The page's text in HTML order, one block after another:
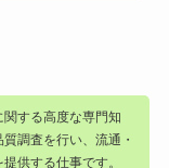
する高度な専門知
調査を行い、流通・
供する仕事です。